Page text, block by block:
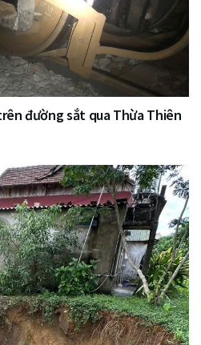
đường sắt qua Thừa Thiên